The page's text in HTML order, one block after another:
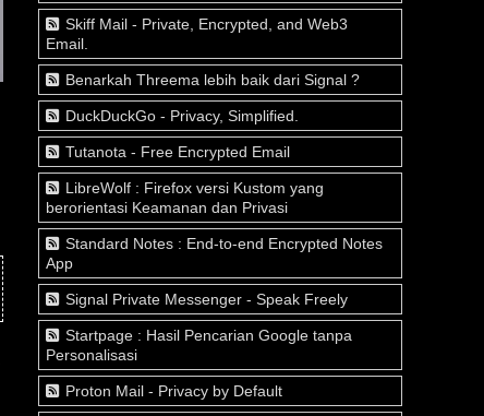
Skiff Mail - Private, Encrypted, and Web3
Email.
Benarkah Threema lebih baik dari Signal ?
DuckDuckGo - Privacy, Simplified.
Tutanota - Free Encrypted Email
LibreWolf : Firefox versi Kustom yang
berorientasi Keamanan dan Privasi
Standard Notes : End-to-end Encrypted Notes
App
Signal Private Messenger - Speak Freely
Startpage : Hasil Pencarian Google tanpa
Personalisasi
Proton Mail - Privacy by Default